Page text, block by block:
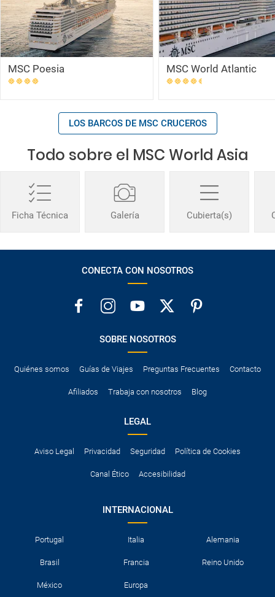
MSC Poesia MSC World Atlantic
LOS BARCOS DE MSC CRUCEROS
Todo sobre el MSC World Asia
Ficha Técnica Galería Cubierta(s)
CONECTA CON NOSOTROS
SOBRE NOSOTROS
Quiénes somos Guías de Viajes Preguntas Frecuentes Contacto
Afiliados Trabaja con nosotros Blog
LEGAL
Aviso Legal Privacidad Seguridad Política de Cookies
Canal Ético Accesibilidad
INTERNACIONAL
Portugal Italia Alemania
Brasil Francia Reino Unido
México Europa